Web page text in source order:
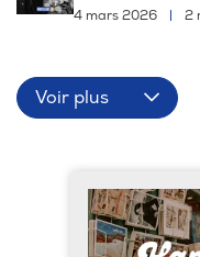
4 mars 2026 | 2
Voir plus